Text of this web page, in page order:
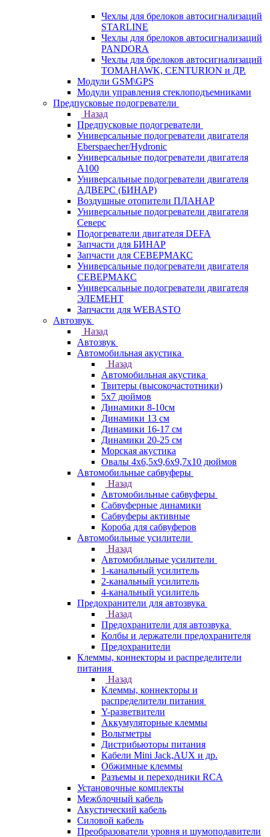
Чехлы для брелоков автосигнализаций
STARLINE
Чехлы для брелоков автосигнализаций
PANDORA
Чехлы для брелоков автосигнализаций
TOMAHAWK, CENTURION и ДР.
Модули GSM\GPS
Модули управления стеклоподъемниками
Предпусковые подогреватели
Назад
Предпусковые подогреватели
Универсальные подогреватели двигателя
Eberspaecher/Hydronic
Универсальные подогреватели двигателя
A100
Универсальные подогреватели двигателя
АДВЕРС (БИНАР)
Воздушные отопители ПЛАНАР
Универсальные подогреватели двигателя
Северс
Подогреватели двигателя DEFA
Запчасти для БИНАР
Запчасти для СЕВЕРМАКС
Универсальные подогреватели двигателя
СЕВЕРМАКС
Универсальные подогреватели двигателя
ЭЛЕМЕНТ
Запчасти для WEBASTO
Автозвук
Назад
Автозвук
Автомобильная акустика
Назад
Автомобильная акустика
Твитеры (высокочастотники)
5x7 дюймов
Динамики 8-10см
Динамики 13 см
Динамики 16-17 см
Динамики 20-25 см
Морская акустика
Овалы 4х6,5х9,6x9,7х10 дюймов
Автомобильные сабвуферы
Назад
Автомобильные сабвуферы
Сабвуферные динамики
Сабвуферы активные
Короба для сабвуферов
Автомобильные усилители
Назад
Автомобильные усилители
1-канальный усилитель
2-канальный усилитель
4-канальный усилитель
Предохранители для автозвука
Назад
Предохранители для автозвука
Колбы и держатели предохранителя
Предохранители
Клеммы, коннекторы и распределители
питания
Назад
Клеммы, коннекторы и
распределители питания
Y-разветвители
Аккумуляторные клеммы
Вольтметры
Дистрибьюторы питания
Кабели Mini Jack,AUX и др.
Обжимные клеммы
Разъемы и переходники RCA
Установочные комплекты
Межблочный кабель
Акустический кабель
Силовой кабель
Преобразователи уровня и шумоподавители